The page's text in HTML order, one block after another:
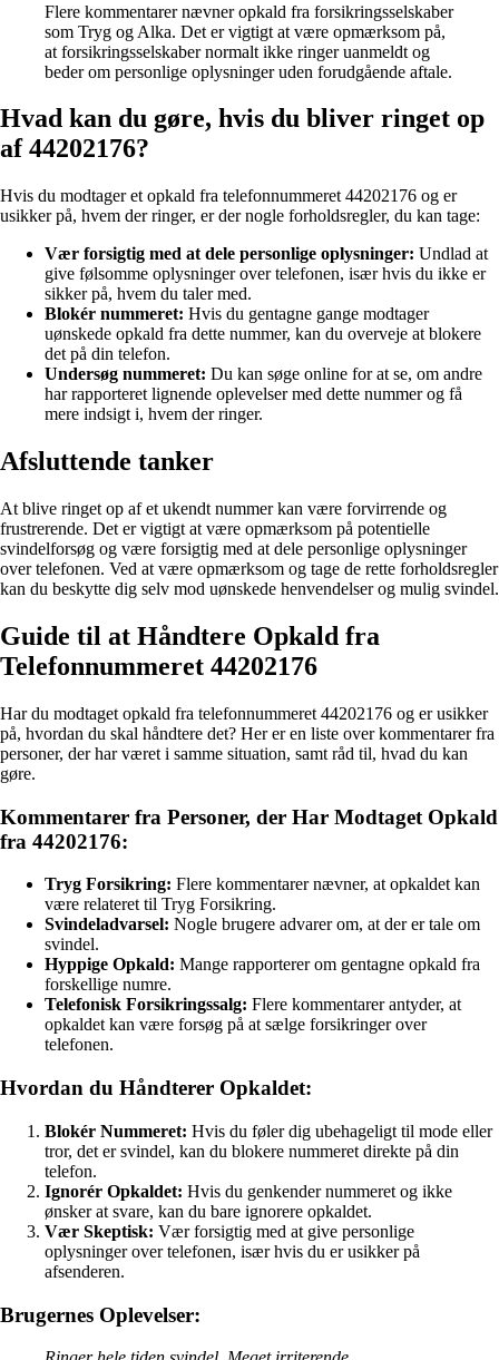
Flere kommentarer nævner opkald fra forsikringsselskaber
som Tryg og Alka. Det er vigtigt at være opmærksom på,
at forsikringsselskaber normalt ikke ringer uanmeldt og
beder om personlige oplysninger uden forudgående aftale.
Hvad kan du gøre, hvis du bliver ringet op
af 44202176?
Hvis du modtager et opkald fra telefonnummeret 44202176 og er
usikker på, hvem der ringer, er der nogle forholdsregler, du kan tage:
Vær forsigtig med at dele personlige oplysninger: Undlad at
give følsomme oplysninger over telefonen, især hvis du ikke er
sikker på, hvem du taler med.
Blokér nummeret: Hvis du gentagne gange modtager
uønskede opkald fra dette nummer, kan du overveje at blokere
det på din telefon.
Undersøg nummeret: Du kan søge online for at se, om andre
har rapporteret lignende oplevelser med dette nummer og få
mere indsigt i, hvem der ringer.
Afsluttende tanker
At blive ringet op af et ukendt nummer kan være forvirrende og
frustrerende. Det er vigtigt at være opmærksom på potentielle
svindelforsøg og være forsigtig med at dele personlige oplysninger
over telefonen. Ved at være opmærksom og tage de rette forholdsregler
kan du beskytte dig selv mod uønskede henvendelser og mulig svindel.
Guide til at Håndtere Opkald fra
Telefonnummeret 44202176
Har du modtaget opkald fra telefonnummeret 44202176 og er usikker
på, hvordan du skal håndtere det? Her er en liste over kommentarer fra
personer, der har været i samme situation, samt råd til, hvad du kan
gøre.
Kommentarer fra Personer, der Har Modtaget Opkald
fra 44202176:
Tryg Forsikring: Flere kommentarer nævner, at opkaldet kan
være relateret til Tryg Forsikring.
Svindeladvarsel: Nogle brugere advarer om, at der er tale om
svindel.
Hyppige Opkald: Mange rapporterer om gentagne opkald fra
forskellige numre.
Telefonisk Forsikringssalg: Flere kommentarer antyder, at
opkaldet kan være forsøg på at sælge forsikringer over
telefonen.
Hvordan du Håndterer Opkaldet:
Blokér Nummeret: Hvis du føler dig ubehageligt til mode eller
tror, det er svindel, kan du blokere nummeret direkte på din
telefon.
Ignorér Opkaldet: Hvis du genkender nummeret og ikke
ønsker at svare, kan du bare ignorere opkaldet.
Vær Skeptisk: Vær forsigtig med at give personlige
oplysninger over telefonen, især hvis du er usikker på
afsenderen.
Brugernes Oplevelser: